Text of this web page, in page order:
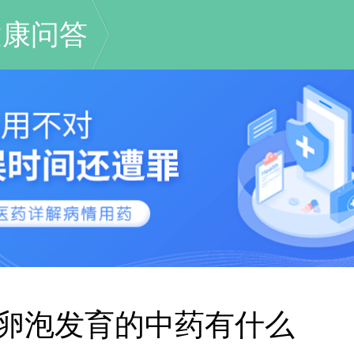
问答
泡发育的中药有什么